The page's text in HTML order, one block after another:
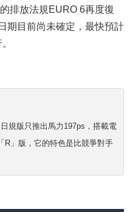
排放法規EURO 6再度復
期目前尚未確定，最快預計
規版只推出馬力197ps，搭載電
R」版，它的特色是比競爭對手